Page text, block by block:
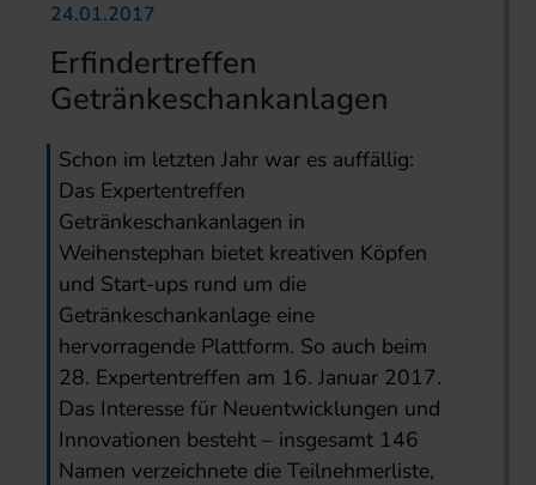
24.01.2017
Erfindertreffen
Getränkeschankanlagen
Schon im letzten Jahr war es auffällig:
Das Expertentreffen
Getränkeschankanlagen in
Weihenstephan bietet kreativen Köpfen
und Start-ups rund um die
Getränkeschankanlage eine
hervorragende Plattform. So auch beim
28. Expertentreffen am 16. Januar 2017.
Das Interesse für Neuentwicklungen und
Innovationen besteht – insgesamt 146
Namen verzeichnete die Teilnehmerliste,